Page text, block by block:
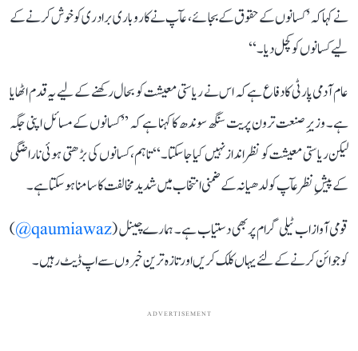
نے کہا کہ ’کسانوں کے حقوق کے بجائے، عآپ نے کاروباری برادری کو خوش کرنے کے
لیے کسانوں کو کچل دیا۔‘‘
عام آدمی پارٹی کا دفاع ہے کہ اس نے ریاستی معیشت کو بحال رکھنے کے لیے یہ قدم اٹھایا
ہے۔ وزیرِ صنعت ترون پریت سنگھ سوندھ کا کہنا ہے کہ ’’کسانوں کے مسائل اپنی جگہ
لیکن ریاستی معیشت کو نظرانداز نہیں کیا جا سکتا۔‘‘ تاہم، کسانوں کی بڑھتی ہوئی ناراضگی
کے پیشِ نظر عآپ کو لدھیانہ کے ضمنی انتخاب میں شدید مخالفت کا سامنا ہو سکتا ہے۔
قومی آواز اب ٹیلی گرام پر بھی دستیاب ہے۔ ہمارے چینل (qaumiawaz@
)
کو جوائن کرنے کے لئے یہاں کلک کریں اور تازہ ترین خبروں سے اپ ڈیٹ رہیں۔
ADVERTISEMENT